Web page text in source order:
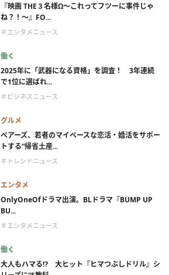
『映画 THE３名様Ω～これってフツーに事件じゃ
ね？！～』FO...
＃エンタメニュース
働く
2025年に「武器になる資格」を調査！ 3年連続
で1位に選ばれ...
＃ビジネスニュース
グルメ
ペアーズ、若者のマイペースな恋活・婚活をサポー
トする“帰省土産...
＃トレンドニュース
エンタメ
OnlyOneOfドラマ出演。BLドラマ『BUMP UP
BU...
＃エンタメニュース
働く
大人もハマる⁉ 大ヒット『ヒマつぶしドリル』シ